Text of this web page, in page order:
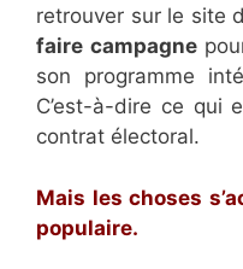
retrouver sur le site
faire campagne
son programme
C’est-à-dire ce qui
contrat électoral.
Mais les choses
populaire.